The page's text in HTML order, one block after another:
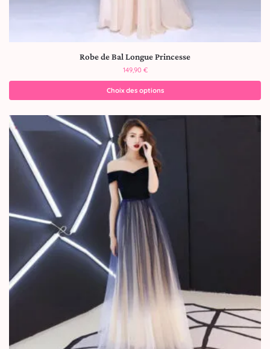
Robe de Bal Longue Princesse
149,90 €
Choix des options